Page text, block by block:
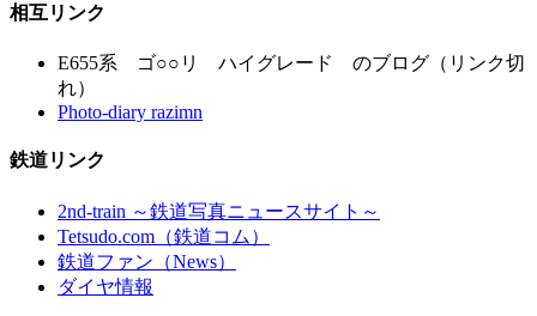
相互リンク
E655系 ゴ○○リ ハイグレード のブログ（リンク切
れ）
Photo-diary razimn
鉄道リンク
2nd-train ～鉄道写真ニュースサイト～
Tetsudo.com（鉄道コム）
鉄道ファン（News）
ダイヤ情報